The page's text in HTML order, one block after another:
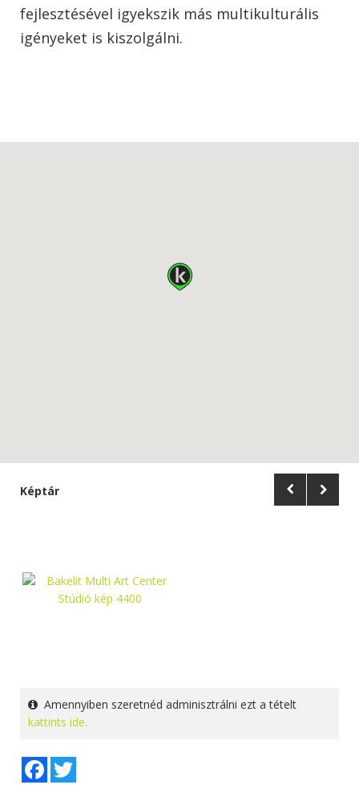
fejlesztésével igyekszik más multikulturális
igényeket is kiszolgálni.
Képtár
Amennyiben szeretnéd adminisztrálni ezt a tételt
kattints ide.
Facebook